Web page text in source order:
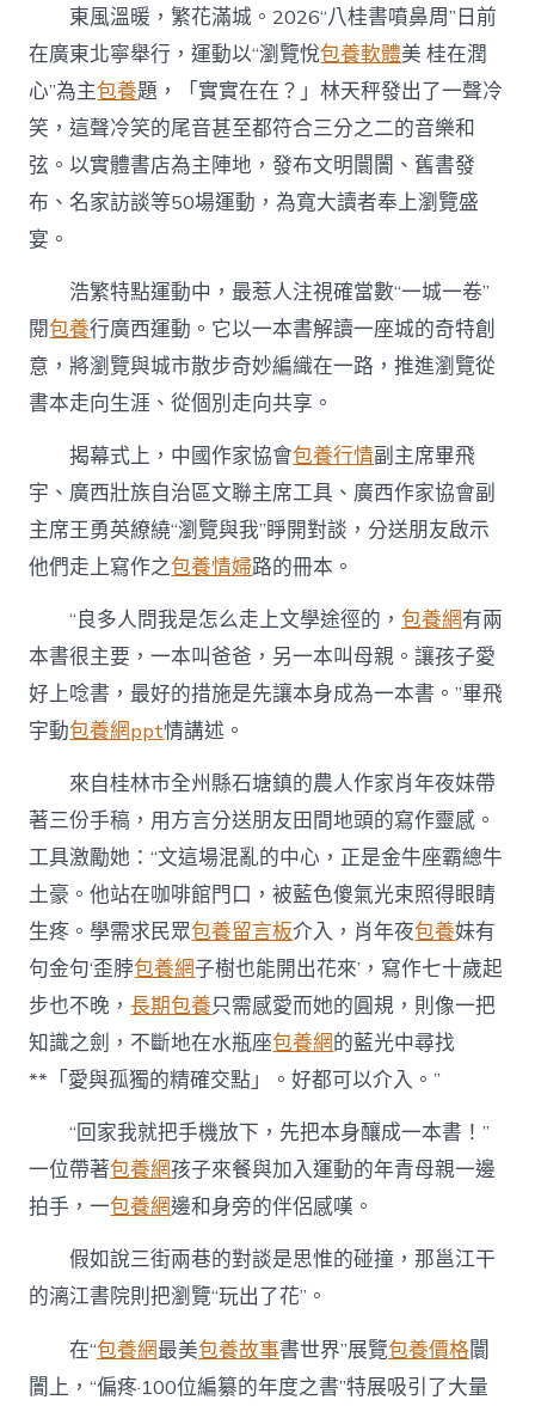
赴
一
場
書
噴
鼻
之
約
——
包
養
網
站
比
書
噴
鼻
周”
掃
東風溫暖，繁花滿城。2026“八桂書噴鼻周”日前
在廣東北寧舉行，運動以“瀏覽悅包養軟體美 桂在潤
心”為主包養題，「實實在在？」林天秤發出了一聲冷
笑，這聲冷笑的尾音甚至都符合三分之二的音樂和
弦。以實體書店為主陣地，發布文明闤闠、舊書發
布、名家訪談等50場運動，為寬大讀者奉上瀏覽盛
宴。
浩繁特點運動中，最惹人注視確當數“一城一卷”
閱包養行廣西運動。它以一本書解讀一座城的奇特創
意，將瀏覽與城市散步奇妙編織在一路，推進瀏覽從
書本走向生涯、從個別走向共享。
揭幕式上，中國作家協會包養行情副主席畢飛
宇、廣西壯族自治區文聯主席工具、廣西作家協會副
主席王勇英繚繞“瀏覽與我”睜開對談，分送朋友啟示
他們走上寫作之包養情婦路的冊本。
“良多人問我是怎么走上文學途徑的，包養網有兩
本書很主要，一本叫爸爸，另一本叫母親。讓孩子愛
好上唸書，最好的措施是先讓本身成為一本書。”畢飛
宇動包養網ppt情講述。
來自桂林市全州縣石塘鎮的農人作家肖年夜妹帶
著三份手稿，用方言分送朋友田間地頭的寫作靈感。
工具激勵她：“文這場混亂的中心，正是金牛座霸總牛
土豪。他站在咖啡館門口，被藍色傻氣光束照得眼睛
生疼。學需求民眾包養留言板介入，肖年夜包養妹有
句金句‘歪脖包養網子樹也能開出花來’，寫作七十歲起
步也不晚，長期包養只需感愛而她的圓規，則像一把
知識之劍，不斷地在水瓶座包養網的藍光中尋找
**「愛與孤獨的精確交點」。好都可以介入。”
“回家我就把手機放下，先把本身釀成一本書！”
一位帶著包養網孩子來餐與加入運動的年青母親一邊
拍手，一包養網邊和身旁的伴侶感嘆。
假如說三街兩巷的對談是思惟的碰撞，那邕江干
的漓江書院則把瀏覽“玩出了花”。
在“包養網最美包養故事書世界”展覽包養價格闤
闠上，“偏疼·100位編纂的年度之書”特展吸引了大量